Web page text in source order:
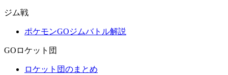
ジム戦
ポケモンGOジムバトル解説
GOロケット団
ロケット団のまとめ